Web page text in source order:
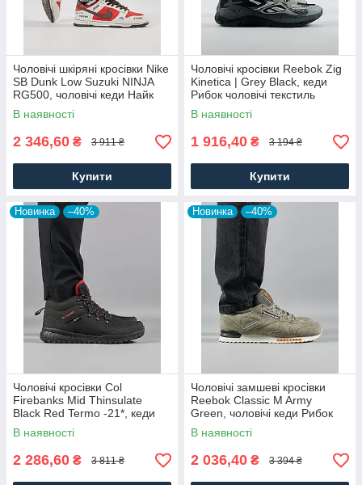
Чоловічі шкіряні кросівки Nike
SB Dunk Low Suzuki NINJA
RG500, чоловічі кеди Найк
червоні, Чоловіче взуття
В наявності
2 346,60 ₴ 3 911 ₴
Купити
Чоловічі кросівки Reebok Zig
Kinetica | Grey Black, кеди
Рибок чоловічі текстиль
нейлон сірі. Чоловіче взуття
В наявності
1 916,40 ₴ 3 194 ₴
Купити
Новинка –40%
Чоловічі кросівки Col
Firebanks Mid Thinsulate
Black Red Termo -21*, кеди
водонепрон. текстиль.
Чоловіче взуття
В наявності
2 286,60 ₴ 3 811 ₴
Новинка –40%
Чоловічі замшеві кросівки
Reebok Classic M Army
Green, чоловічі кеди Рибок
замша хакі. Чоловіче взуття
В наявності
2 036,40 ₴ 3 394 ₴